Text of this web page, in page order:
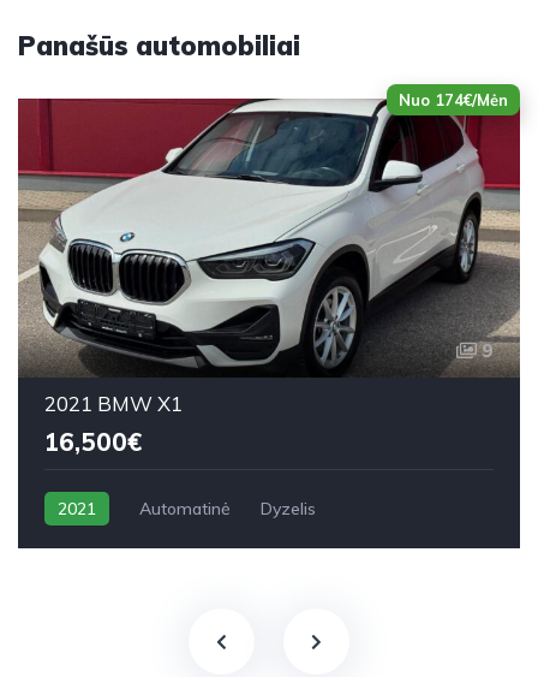
Panašūs automobiliai
Nuo 174€/Mėn
9
2021 BMW X1
16,500€
2021 Automatinė Dyzelis